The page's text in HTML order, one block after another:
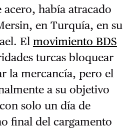
acero, había atracado
en Turquía, en su
El movimiento BDS
turcas bloquear
la mercancía, pero el
a su objetivo
solo un día de
final del cargamento